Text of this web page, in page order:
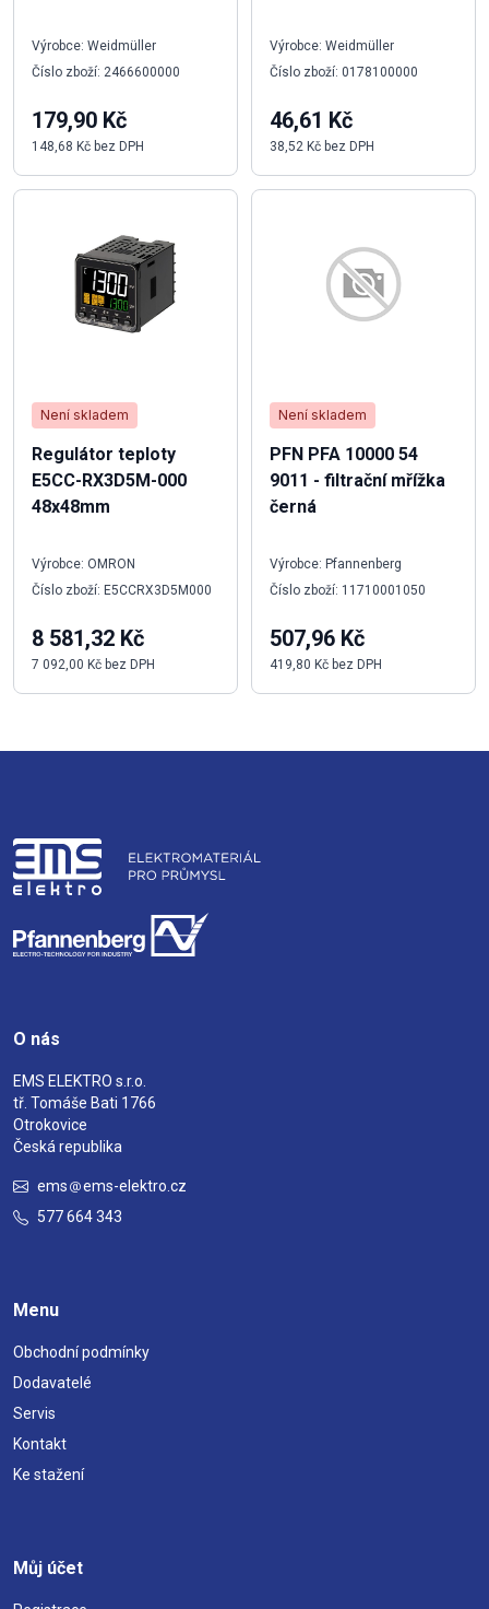
Výrobce: Weidmüller
Číslo zboží: 2466600000
179,90 Kč
148,68 Kč bez DPH
Není skladem
Regulátor teploty
E5CC-RX3D5M-000
48x48mm
Výrobce: OMRON
Číslo zboží: E5CCRX3D5M000
8 581,32 Kč
7 092,00 Kč bez DPH
Výrobce: Weidmüller
Číslo zboží: 0178100000
46,61 Kč
38,52 Kč bez DPH
Není skladem
PFN PFA 10000 54
9011 - filtrační mřížka
černá
Výrobce: Pfannenberg
Číslo zboží: 11710001050
507,96 Kč
419,80 Kč bez DPH
O nás
EMS ELEKTRO s.r.o.
tř. Tomáše Bati 1766
Otrokovice
Česká republika
ems
ems-elektro.cz
577 664 343
Menu
Obchodní podmínky
Dodavatelé
Servis
Kontakt
Ke stažení
Můj účet